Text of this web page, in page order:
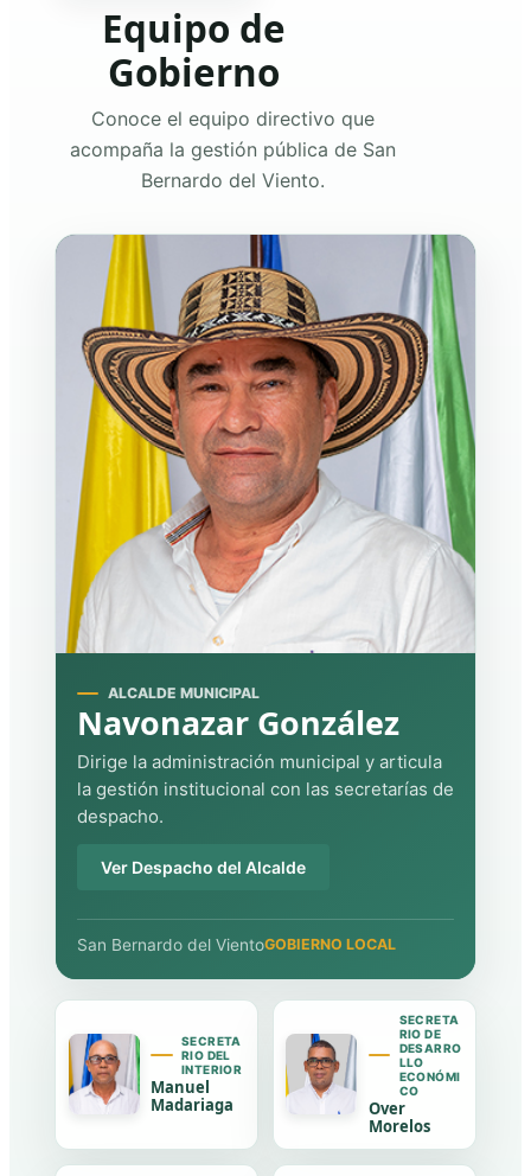
Equipo de
Gobierno
Conoce el equipo directivo que
acompaña la gestión pública de San
Bernardo del Viento.
ALCALDE MUNICIPAL
Navonazar González
Dirige la administración municipal y articula
la gestión institucional con las secretarías de
despacho.
Ver Despacho del Alcalde
San Bernardo del VientoGOBIERNO LOCAL
SECRETA
RIO DEL
INTERIOR
Manuel
Madariaga
SECRETA
RIO DE
DESARRO
LLO
ECONÓMI
CO
Over
Morelos